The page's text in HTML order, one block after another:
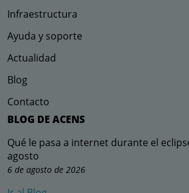
Infraestructura
Ayuda y soporte
Actualidad
Blog
Contacto
BLOG DE ACENS
Qué le pasa a internet durante el
agosto
6 de agosto de 2026